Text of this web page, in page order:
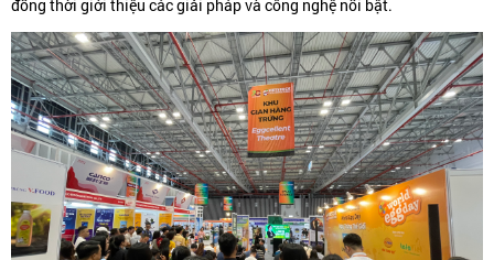
đồng thời giới thiệu các giải pháp và công nghệ nổi bật.